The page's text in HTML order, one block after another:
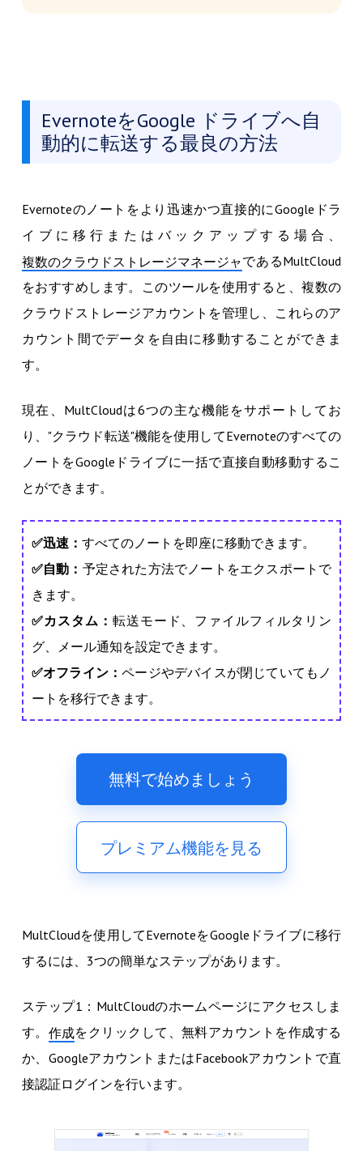
EvernoteをGoogle ドライブへ自
動的に転送する最良の方法
Evernoteのノートをより迅速かつ直接的にGoogleドラ
イブに移行またはバックアップする場合、
複数のクラウドストレージマネージャであるMultCloud
をおすすめします。このツールを使用すると、複数の
クラウドストレージアカウントを管理し、これらのア
カウント間でデータを自由に移動することができま
す。
現在、MultCloudは6つの主な機能をサポートしてお
り、"クラウド転送"機能を使用してEvernoteのすべての
ノートをGoogleドライブに一括で直接自動移動するこ
とができます。
✅迅速： すべてのノートを即座に移動できます。
✅自動： 予定された方法でノートをエクスポートで
きます。
✅カスタム： 転送モード、ファイルフィルタリン
グ、メール通知を設定できます。
✅オフライン：ページやデバイスが閉じていてもノ
ートを移行できます。
無料で始めましょう
プレミアム機能を見る
MultCloudを使用してEvernoteをGoogleドライブに移行
するには、3つの簡単なステップがあります。
ステップ1：MultCloudのホームページにアクセスしま
す。 作成をクリックして、無料アカウントを作成する
か、GoogleアカウントまたはFacebookアカウントで直
接認証ログインを行います。